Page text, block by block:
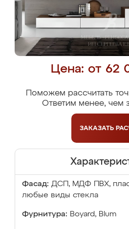
Цена: от 62
Поможем рассчитать
Ответим менее, чем
ЗАКАЗАТЬ
Фасад: ДСП, МДФ ПВХ,
любые виды стекла
Фурнитура: Boyard, Blum